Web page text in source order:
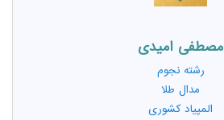
مصطفی امیدی
رشته نجوم
مدال طلا
المپیاد کشوری